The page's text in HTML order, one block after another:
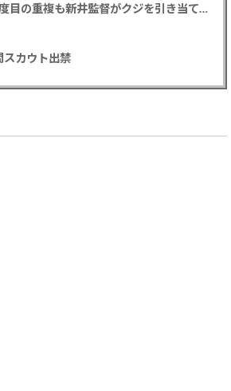
カープドラ1平川蓮！187cmのスイッチヒッター！立石正広を外し2度目の重複も新井監督がクジを引き当てる！【ドラフト会議2025】
スカウト出禁